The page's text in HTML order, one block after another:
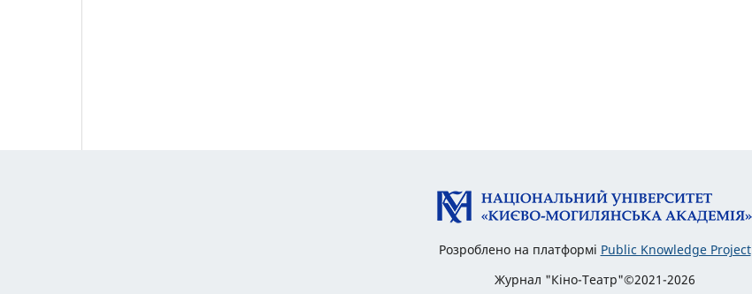
Розроблено на платформі Public Knowledge Project
Журнал "Кіно-Театр"©2021-2026